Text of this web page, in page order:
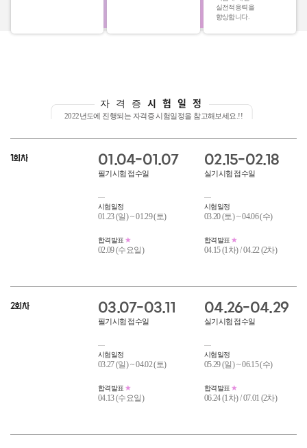
실전적응력을
향상합니다.
자격증 시험일정
2022년도에 진행되는 자격증 시험일정을 참고해보세요.!!
1회차 01.04-01.07
필기시험 접수일
시험일정
01.23 (일) ~ 01.29 (토)
합격발표
02.09 (수요일)
02.15-02.18
실기시험 접수일
시험일정
03.20 (토) ~ 04.06 (수)
합격발표
04.15 (1차) / 04.22 (2차)
2회차 03.07-03.11
필기시험 접수일
시험일정
03.27 (일) ~ 04.02 (토)
합격발표
04.13 (수요일)
04.26-04.29
실기시험 접수일
시험일정
05.29 (일) ~ 06.15 (수)
합격발표
06.24 (1차) / 07.01 (2차)